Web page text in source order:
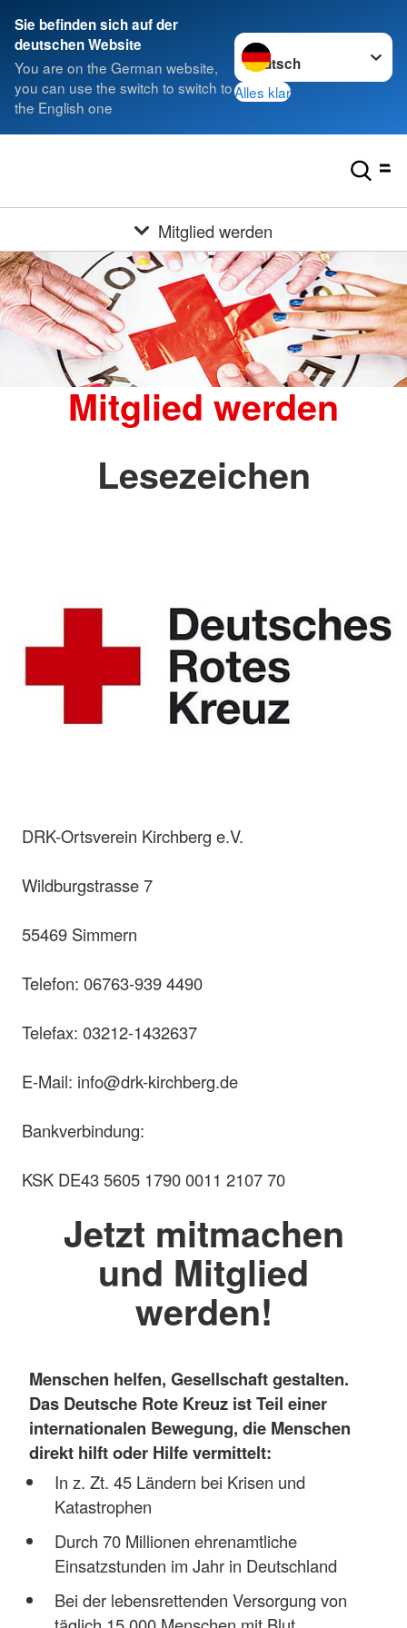
Sie befinden sich auf der
deutschen Website
You are on the German website,
you can use the switch to switch to
the English one
Sprache wechseln zu
Alles klar
Mitglied werden
Mitglied werden
Lesezeichen
DRK-Ortsverein Kirchberg e.V.
Wildburgstrasse 7
55469 Simmern
Telefon: 06763-939 4490
Telefax: 03212-1432637
E-Mail: info@drk-kirchberg.de
Bankverbindung:
KSK DE43 5605 1790 0011 2107 70
Jetzt mitmachen
und Mitglied
werden!
Menschen helfen, Gesellschaft gestalten.
Das Deutsche Rote Kreuz ist Teil einer
internationalen Bewegung, die Menschen
direkt hilft oder Hilfe vermittelt:
In z. Zt. 45 Ländern bei Krisen und
Katastrophen
Durch 70 Millionen ehrenamtliche
Einsatzstunden im Jahr in Deutschland
Bei der lebensrettenden Versorgung von